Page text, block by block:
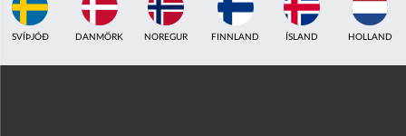
ÍSLAND HOLLAND BRETLAND INDLAND EISTLAND ÁSTRALÍA